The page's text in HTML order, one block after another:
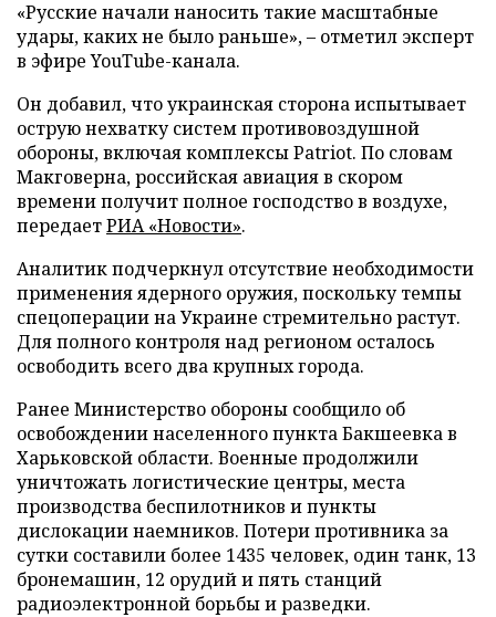
«Русские начали наносить такие масштабные
удары, каких не было раньше», – отметил эксперт
в эфире YouTube-канала.
Он добавил, что украинская сторона испытывает
острую нехватку систем противовоздушной
обороны, включая комплексы Patriot. По словам
Макговерна, российская авиация в скором
времени получит полное господство в воздухе,
передаетРИА «Новости».
Аналитик подчеркнул отсутствие необходимости
применения ядерного оружия, поскольку темпы
спецоперации на Украине стремительно растут.
Для полного контроля над регионом осталось
освободить всего два крупных города.
Ранее Министерство обороны сообщило об
освобождении населенного пункта Бакшеевка в
Харьковской области. Военные продолжили
уничтожать логистические центры, места
производства беспилотников и пункты
дислокации наемников. Потери противника за
сутки составили более 1435 человек, один танк, 13
бронемашин, 12 орудий и пять станций
радиоэлектронной борьбы и разведки.